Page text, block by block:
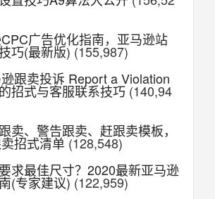
广告优化指南，亚马逊站
巧(最新版)(155,987)
跟卖投诉 Report a Violation
招式与客服联系技巧 (140,94
卖、警告跟卖、赶跟卖模板，
招式清单(128,548)
求最佳尺寸？2020最新亚马逊
(专家建议) (122,959)